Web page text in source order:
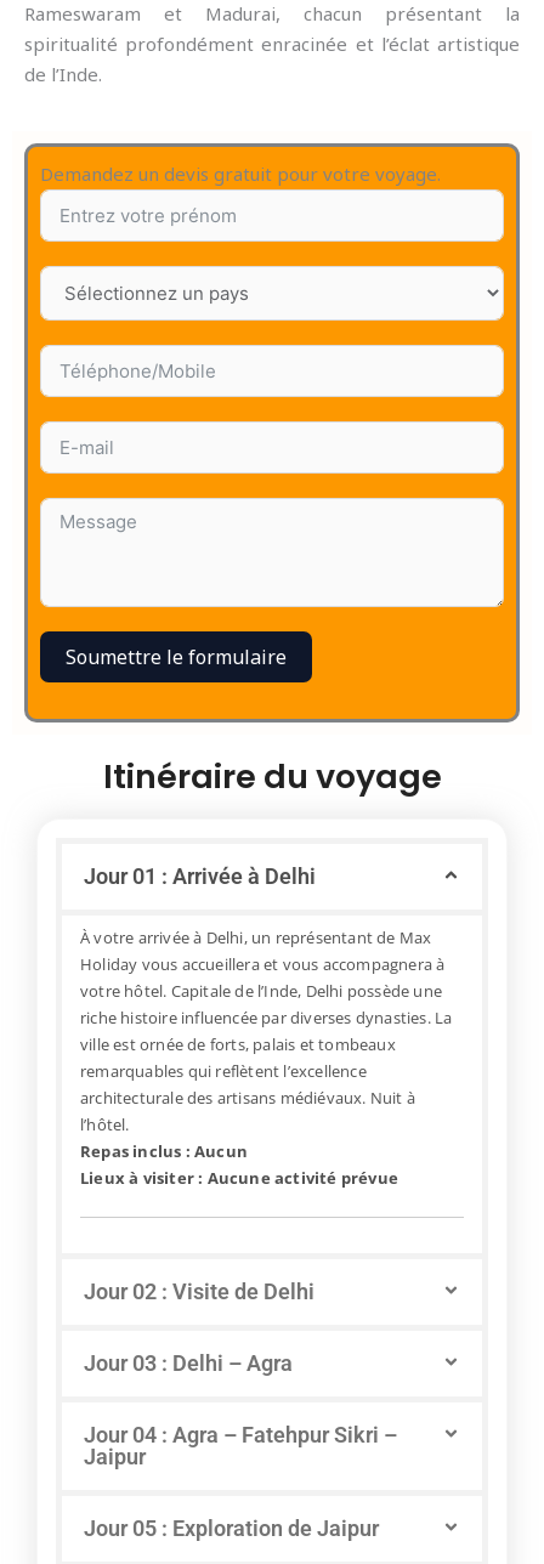
Rameswaram et Madurai, chacun présentant la
spiritualité profondément enracinée et l’éclat artistique
de l’Inde.
Demandez un devis gratuit pour votre voyage.
Soumettre le formulaire
Itinéraire du voyage
Jour 01 : Arrivée à Delhi
À votre arrivée à Delhi, un représentant de Max
Holiday vous accueillera et vous accompagnera à
votre hôtel. Capitale de l’Inde, Delhi possède une
riche histoire influencée par diverses dynasties. La
ville est ornée de forts, palais et tombeaux
remarquables qui reflètent l’excellence
architecturale des artisans médiévaux. Nuit à
l’hôtel.
Repas inclus : Aucun
Lieux à visiter : Aucune activité prévue
Jour 02 : Visite de Delhi
Jour 03 : Delhi – Agra
Jour 04 : Agra – Fatehpur Sikri –
Jaipur
Jour 05 : Exploration de Jaipur